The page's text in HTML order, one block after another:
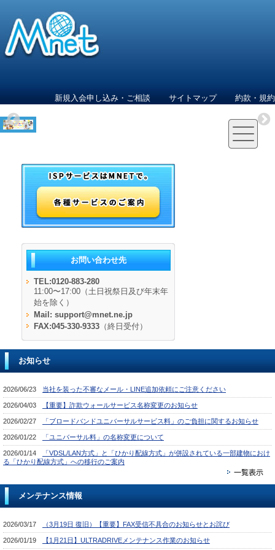
新規入会申し込み・ご相談 サイトマップ 約款・規約
お問い合わせ先
TEL:0120-883-280
11:00〜17:00（土日祝祭日及び年末年
始を除く）
Mail: support@mnet.ne.jp
FAX:045-330-9333 （終日受付）
お知らせ
メンテナンス情報